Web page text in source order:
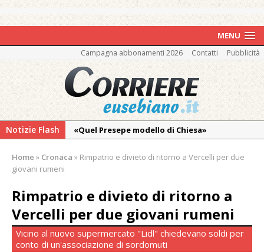
MENU
Campagna abbonamenti 2026 Contatti Pubblicità
Notizie Flash
«Quel Presepe modello di Chiesa»
Ringraziamento: convegno, messa e
Nuovo fronte delle fiamme: vasto incendio
alle pendici del Monte Barone
Centinaia di vercellesi a Oropa per il
pellegrinaggio diocesano
Home » Cronaca » Rimpatrio e divieto di ritorno a Vercelli per due
giovani rumeni
Rimpatrio e divieto di ritorno a
Vercelli per due giovani rumeni
Vicino al nuovo supermercato "Lidl" chiedevano soldi per
conto di un'associazione di sordomuti